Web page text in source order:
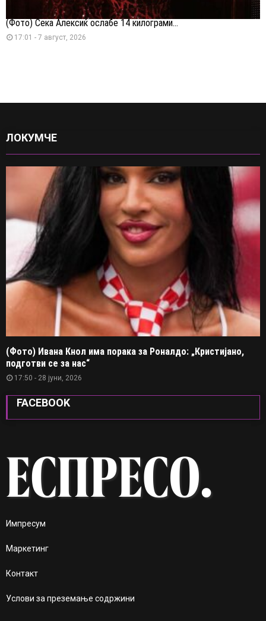
(Фото) Сека Алексиќ ослабе 14 килограми...
17:01 - 7 август, 2026
ЛОКУМЧЕ
(Фото) Ивана Кнол има порака за Роналдо: „Кристијано,
подготви се за нас“
17:50 - 28 јуни, 2026
FACEBOOK
Импресум
Маркетинг
Контакт
Услови за преземање содржини